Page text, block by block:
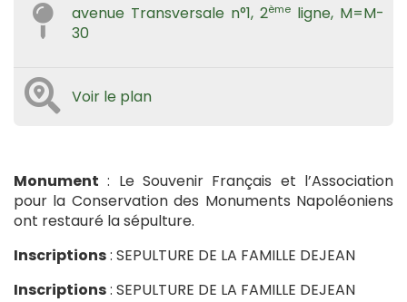
avenue Transversale n°1, 2ème ligne, M=M-
30
Voir le plan
Monument : Le Souvenir Français et l’Association
pour la Conservation des Monuments Napoléoniens
ont restauré la sépulture.
Inscriptions: SEPULTURE DE LA FAMILLE DEJEAN
Inscriptions: SEPULTURE DE LA FAMILLE DEJEAN